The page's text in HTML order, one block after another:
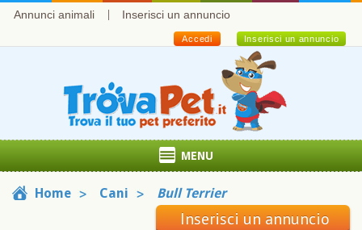
Annunci animali Inserisci un annuncio
Inserisci un annuncio
Accedi
MENU
Home Cani Bull Terrier
Inserisci un annuncio